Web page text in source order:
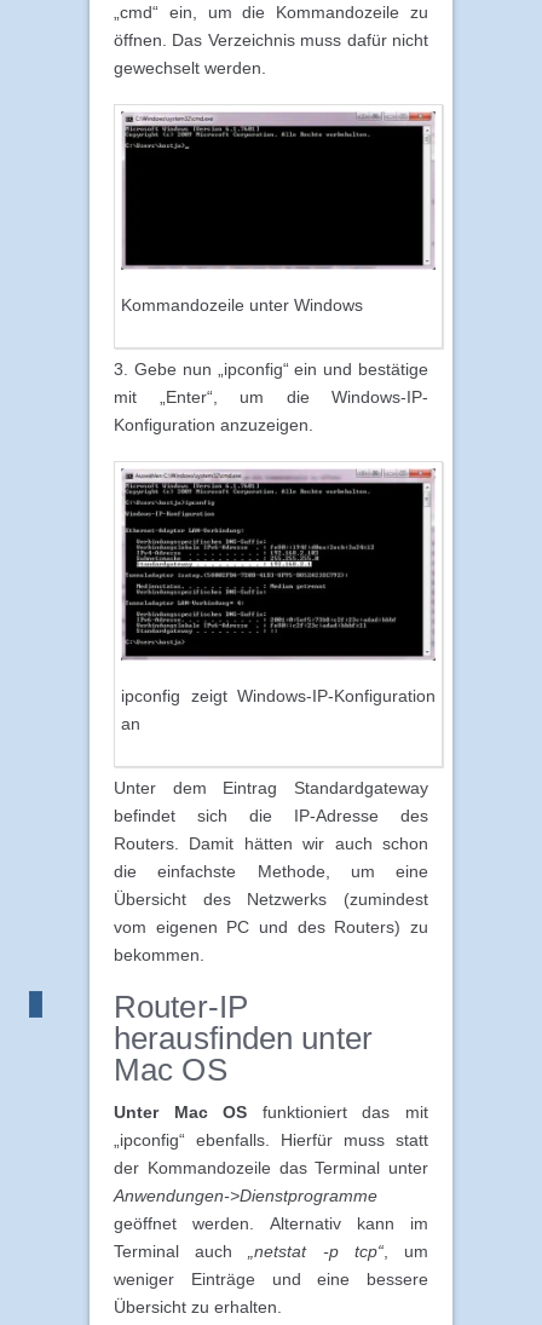
„cmd“ ein, um die Kommandozeile zu
öffnen. Das Verzeichnis muss dafür nicht
gewechselt werden.
Kommandozeile unter Windows
3. Gebe nun „ipconfig“ ein und bestätige
mit „Enter“, um die Windows-IP-
Konfiguration anzuzeigen.
ipconfig zeigt Windows-IP-Konfiguration
an
Unter dem Eintrag Standardgateway
befindet sich die IP-Adresse des
Routers. Damit hätten wir auch schon
die einfachste Methode, um eine
Übersicht des Netzwerks (zumindest
vom eigenen PC und des Routers) zu
bekommen.
Router-IP
herausfinden unter
Mac OS
Unter Mac OS funktioniert das mit
„ipconfig“ ebenfalls. Hierfür muss statt
der Kommandozeile das Terminal unter
Anwendungen->Dienstprogramme
geöffnet werden. Alternativ kann im
Terminal auch
„netstat -p tcp“, um
weniger Einträge und eine bessere
Übersicht zu erhalten.